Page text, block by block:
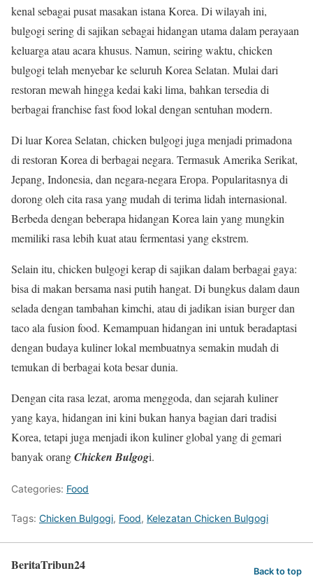
kenal sebagai pusat masakan istana Korea. Di wilayah ini,
bulgogi sering di sajikan sebagai hidangan utama dalam perayaan
keluarga atau acara khusus. Namun, seiring waktu, chicken
bulgogi telah menyebar ke seluruh Korea Selatan. Mulai dari
restoran mewah hingga kedai kaki lima, bahkan tersedia di
berbagai franchise fast food lokal dengan sentuhan modern.
Di luar Korea Selatan, chicken bulgogi juga menjadi primadona
di restoran Korea di berbagai negara. Termasuk Amerika Serikat,
Jepang, Indonesia, dan negara-negara Eropa. Popularitasnya di
dorong oleh cita rasa yang mudah di terima lidah internasional.
Berbeda dengan beberapa hidangan Korea lain yang mungkin
memiliki rasa lebih kuat atau fermentasi yang ekstrem.
Selain itu, chicken bulgogi kerap di sajikan dalam berbagai gaya:
bisa di makan bersama nasi putih hangat. Di bungkus dalam daun
selada dengan tambahan kimchi, atau di jadikan isian burger dan
taco ala fusion food. Kemampuan hidangan ini untuk beradaptasi
dengan budaya kuliner lokal membuatnya semakin mudah di
temukan di berbagai kota besar dunia.
Dengan cita rasa lezat, aroma menggoda, dan sejarah kuliner
yang kaya, hidangan ini kini bukan hanya bagian dari tradisi
Korea, tetapi juga menjadi ikon kuliner global yang di gemari
banyak orangChicken Bulgogi.
Categories: Food
Tags: Chicken Bulgogi, Food, Kelezatan Chicken Bulgogi
BeritaTribun24 Back to top